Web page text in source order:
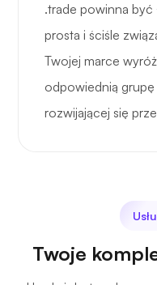
.trade powinna być
prosta i ściśle
Twojej marce
odpowiednią
rozwijającej się
Twoje